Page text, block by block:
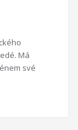
Má
své